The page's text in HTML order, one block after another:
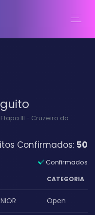
III - Cruzeiro do
Confirmados: 50
Confirmados
CATEGORIA
Open